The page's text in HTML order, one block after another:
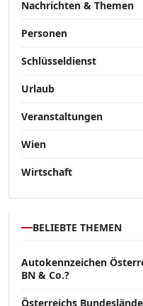
Nachrichten & Themen
Personen
Schlüsseldienst
Urlaub
Veranstaltungen
Wien
Wirtschaft
BELIEBTE THEMEN
Autokennzeichen
BN & Co.?
Österreichs